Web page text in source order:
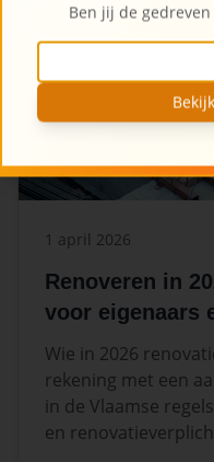
1 april 2026
Renoveren in
voor eigenaars
Wie in 2026
rekening met een
in de Vlaamse
en
Ben jij de